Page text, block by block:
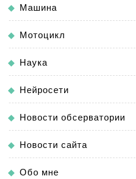
Машина
Мотоцикл
Наука
Нейросети
Новости обсерватории
Новости сайта
Обо мне